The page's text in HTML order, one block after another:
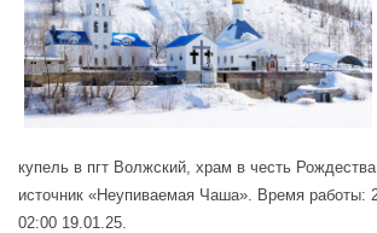
купель в пгт Волжский, храм в честь
источник «Неупиваемая Чаша». Время работы:
02:00 19.01.25.